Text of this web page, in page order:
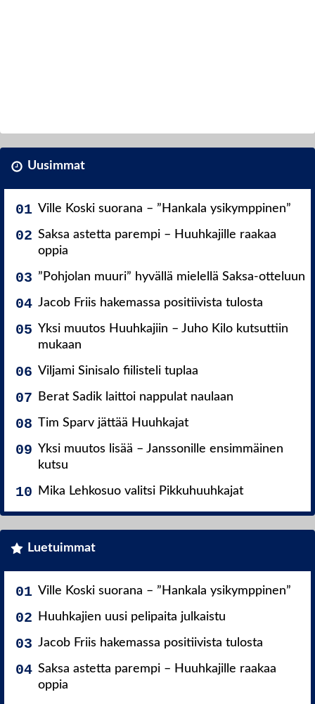
Uusimmat
Ville Koski suorana – ”Hankala ysikymppinen”
Saksa astetta parempi – Huuhkajille raakaa
oppia
”Pohjolan muuri” hyvällä mielellä Saksa-otteluun
Jacob Friis hakemassa positiivista tulosta
Yksi muutos Huuhkajiin – Juho Kilo kutsuttiin
mukaan
Viljami Sinisalo fiilisteli tuplaa
Berat Sadik laittoi nappulat naulaan
Tim Sparv jättää Huuhkajat
Yksi muutos lisää – Janssonille ensimmäinen
kutsu
Mika Lehkosuo valitsi Pikkuhuuhkajat
Luetuimmat
Ville Koski suorana – ”Hankala ysikymppinen”
Huuhkajien uusi pelipaita julkaistu
Jacob Friis hakemassa positiivista tulosta
Saksa astetta parempi – Huuhkajille raakaa
oppia